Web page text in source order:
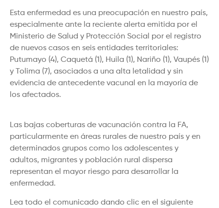
Esta enfermedad es una preocupación en nuestro país,
especialmente ante la reciente alerta emitida por el
Ministerio de Salud y Protección Social por el registro
de nuevos casos en seis entidades territoriales:
Putumayo (4), Caquetá (1), Huila (1), Nariño (1), Vaupés (1)
y Tolima (7), asociados a una alta letalidad y sin
evidencia de antecedente vacunal en la mayoría de
los afectados.
Las bajas coberturas de vacunación contra la FA,
particularmente en áreas rurales de nuestro país y en
determinados grupos como los adolescentes y
adultos, migrantes y población rural dispersa
representan el mayor riesgo para desarrollar la
enfermedad.
Lea todo el comunicado dando clic en el siguiente